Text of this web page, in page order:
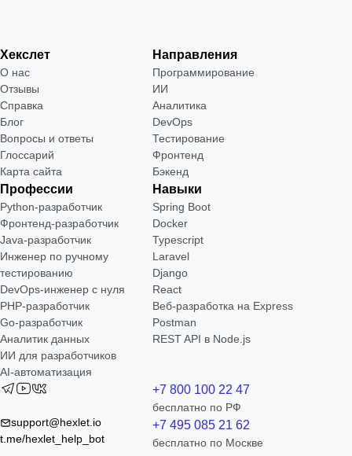
Хекслет
О нас
Отзывы
Справка
Блог
Вопросы и ответы
Глоссарий
Карта сайта
Направления
Программирование
ИИ
Аналитика
DevOps
Тестирование
Фронтенд
Бэкенд
Профессии
Python-разработчик
Фронтенд-разработчик
Java-разработчик
Инженер по ручному
тестированию
DevOps-инженер с нуля
РНР-разработчик
Go-разработчик
Аналитик данных
ИИ для разработчиков
AI-автоматизация
Навыки
Spring Boot
Docker
Typescript
Laravel
Django
React
Веб-разработка на Express
Postman
REST API в Node.js
support@hexlet.io
t.me/hexlet_help_bot
+7 800 100 22 47
бесплатно по РФ
+7 495 085 21 62
бесплатно по Москве